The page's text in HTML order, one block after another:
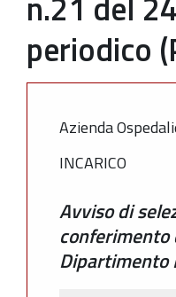
periodico
Azienda
INCARICO
Avviso di
conferimento
Dipartimento